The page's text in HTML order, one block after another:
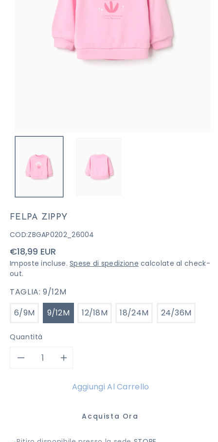
FELPA ZIPPY
COD:ZBGAP0202_26004
Prezzo
di
listino
€18,99 EUR
Imposte incluse.Spese di spedizione calcolate al check-
out.
TAGLIA:9/12M
6/9M
9/12M 12/18M 18/24M 24/36M
Quantità
Diminuisci
quantità
Aumenta
quantità
per
Aggiungi Al Carrello
Acquista Ora